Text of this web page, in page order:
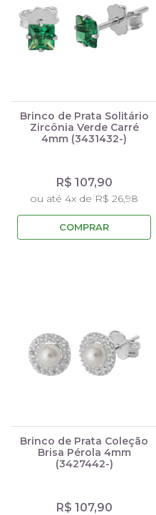
Brinco de Prata Solitário
Zircônia Verde Carré
4mm (3431432-)
R$ 107,90
ou até 4x de R$ 26,98
COMPRAR
Brinco de Prata Coleção
Brisa Pérola 4mm
(3427442-)
R$ 107,90